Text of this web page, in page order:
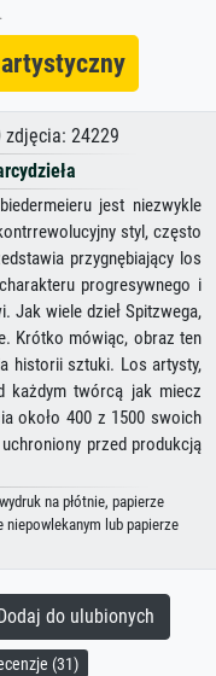
24229
jest niezwykle
styl, często
przygnębiający los
progresywnego i
Jak wiele dzieł Spitzwega,
Krótko mówiąc, obraz ten
historii sztuki. Los artysty,
każdym twórcą jak miecz
około 400 z 1500 swoich
przed produkcją
na płótnie, papierze
lub papierze
do ulubionych
(31)